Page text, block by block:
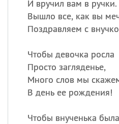
И вручил вам в ручки.
Вышло все, как вы
Поздравляем с
Чтобы девочка росла
Просто загляденье,
Много слов мы
В день ее рождения!
Чтобы внученька была